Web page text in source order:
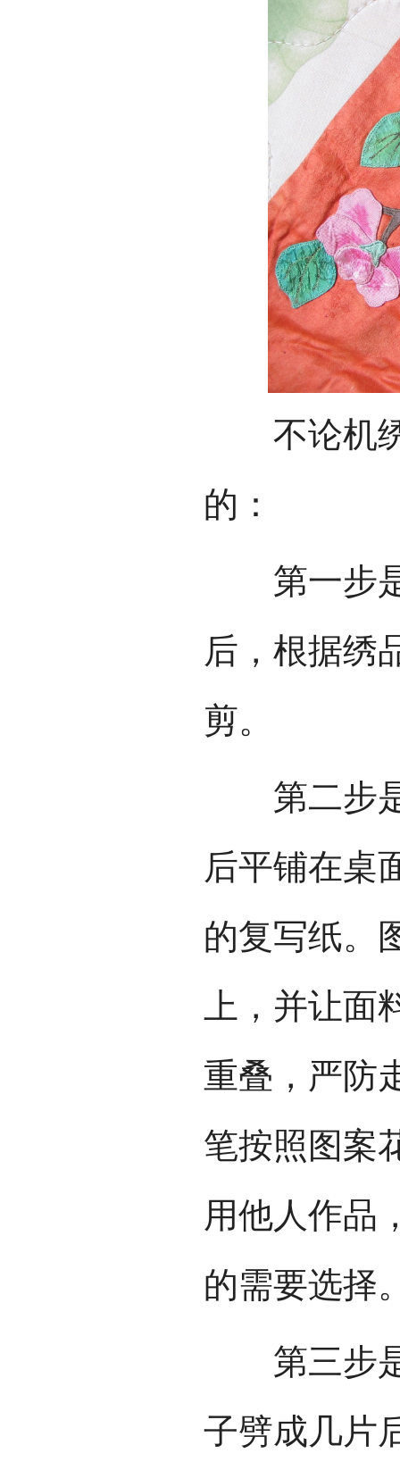
不论机绣
的：
第一步是
后，根据绣
剪。
第二步是
后平铺在桌
的复写纸。
上，并让
重叠，严防
笔按照图案
用他人作品
的需要选择
第三步是
子劈成几片